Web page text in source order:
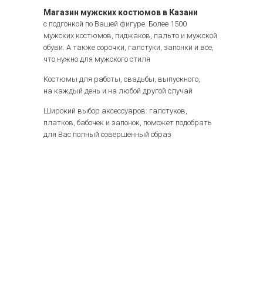
с подгонкой по Вашей фигуре. Более 1500
мужских костюмов, пиджаков, пальто и мужской
обуви. А также сорочки, галстуки, запонки и все,
что нужно для мужского стиля
Костюмы для работы, свадьбы, выпускного,
на каждый день и на любой другой случай
Широкий выбор аксессуаров: галстуков,
платков, бабочек и запонок, поможет подобрать
для Вас полный совершенный образ
Магазин мужских костюмов в Казани